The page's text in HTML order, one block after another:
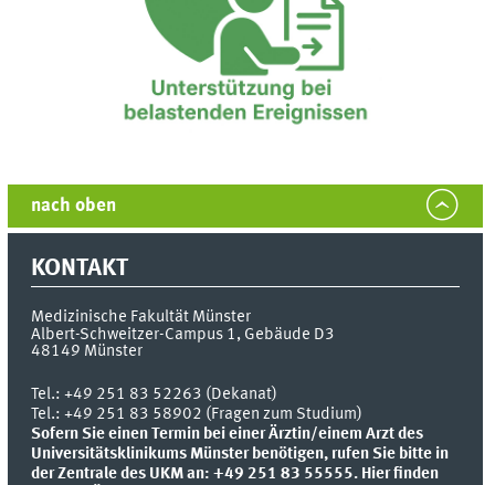
nach oben
KONTAKT
Medizinische Fakultät Münster
Albert-Schweitzer-Campus 1, Gebäude D3
48149 Münster
Tel.:+49 251 83 52263 (Dekanat)
Tel.: +49 251 83 58902 (Fragen zum Studium)
Sofern Sie einen Termin bei einer Ärztin/einem Arzt des
Universitätsklinikums Münster benötigen, rufen Sie bitte in
der Zentrale des UKM an: +49 251 83 55555. Hier finden